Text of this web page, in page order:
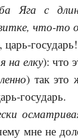
Яга с
что-то
царь-
на елку): что
) так это
государь.
мне не